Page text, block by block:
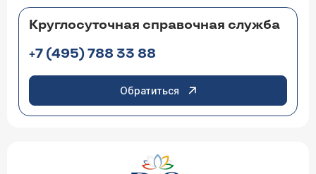
Круглосуточная справочная служба
+7 (495) 788 33 88
Обратиться